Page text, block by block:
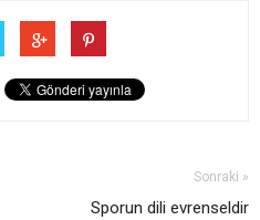
Sonraki »
Sporun dili evrenseldir